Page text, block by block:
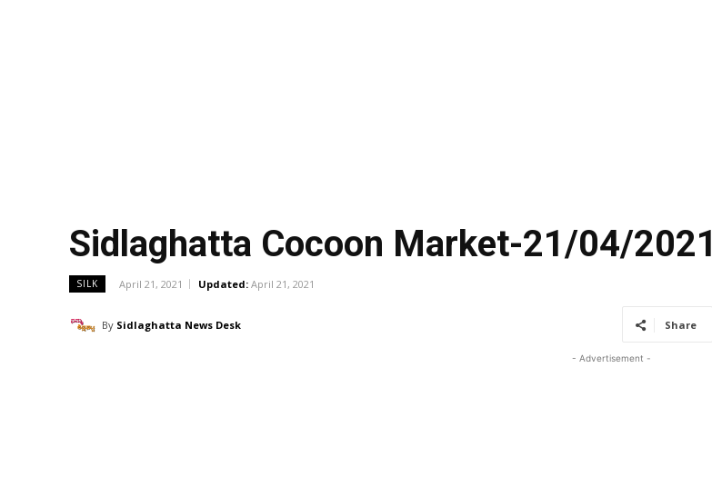
Sidlaghatta Cocoon Market-21/04/2021
SILK April 21, 2021 Updated: April 21, 2021
By Sidlaghatta News Desk Share
- Advertisement -